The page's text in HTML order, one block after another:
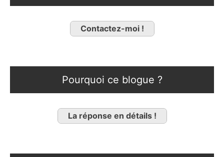
Contactez-moi !
Pourquoi ce blogue ?
La réponse en détails !